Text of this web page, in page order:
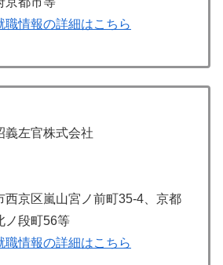
職情報の詳細はこちら
義左官株式会社
西京区嵐山宮ノ前町35-4、京都
ノ段町56等
職情報の詳細はこちら